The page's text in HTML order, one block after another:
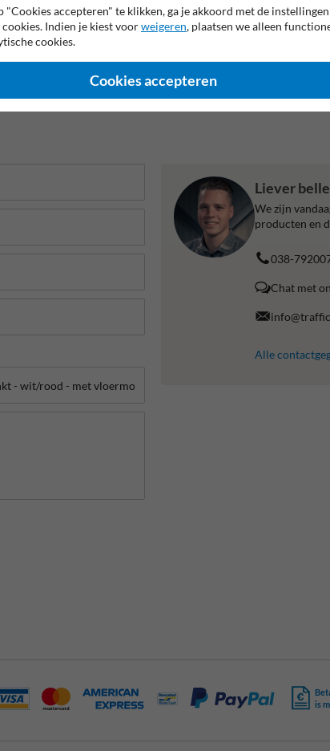
NEN ISO 1461 - Verzinkt staal
Liever
We zijn
producten en
038-
Chat met
Alle
is
"Cookies accepteren" te klikken, ga je akkoord met de instellingen
cookies. Indien je kiest voorweigeren, plaatsen we alleen
cookies.
Cookies accepteren